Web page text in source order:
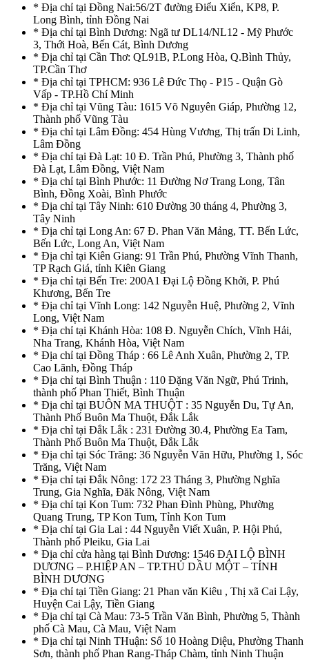
* Địa chỉ tại Đồng Nai:56/2T đường Điểu Xiển, KP8, P.
Long Bình, tỉnh Đồng Nai
* Địa chỉ tại Bình Dương: Ngã tư DL14/NL12 - Mỹ Phước
3, Thới Hoà, Bến Cát, Bình Dương
* Địa chỉ tại Cần Thơ: QL91B, P.Long Hòa, Q.Bình Thủy,
TP.Cần Thơ
* Địa chỉ tại TPHCM: 936 Lê Đức Thọ - P15 - Quận Gò
Vấp - TP.Hồ Chí Minh
* Địa chỉ tại Vũng Tàu: 1615 Võ Nguyên Giáp, Phường 12,
Thành phố Vũng Tàu
* Địa chỉ tại Lâm Đồng: 454 Hùng Vương, Thị trấn Di Linh,
Lâm Đồng
* Địa chỉ tại Đà Lạt: 10 Đ. Trần Phú, Phường 3, Thành phố
Đà Lạt, Lâm Đồng, Việt Nam
* Địa chỉ tại Bình Phước: 11 Đường Nơ Trang Long, Tân
Bình, Đồng Xoài, Bình Phước
* Địa chỉ tại Tây Ninh: 610 Đường 30 tháng 4, Phường 3,
Tây Ninh
* Địa chỉ tại Long An: 67 Đ. Phan Văn Mảng, TT. Bến Lức,
Bến Lức, Long An, Việt Nam
* Địa chỉ tại Kiên Giang: 91 Trần Phú, Phường Vĩnh Thanh,
TP Rạch Giá, tỉnh Kiên Giang
* Địa chỉ tại Bến Tre: 200A1 Đại Lộ Đồng Khởi, P. Phú
Khương, Bến Tre
* Địa chỉ tại Vĩnh Long: 142 Nguyễn Huệ, Phường 2, Vĩnh
Long, Việt Nam
* Địa chỉ tại Khánh Hòa: 108 Đ. Nguyễn Chích, Vĩnh Hải,
Nha Trang, Khánh Hòa, Việt Nam
* Địa chỉ tại Đồng Tháp : 66 Lê Anh Xuân, Phường 2, TP.
Cao Lãnh, Đồng Tháp
* Địa chỉ tại Bình Thuận : 110 Đặng Văn Ngữ, Phú Trinh,
thành phố Phan Thiết, Bình Thuận
* Địa chỉ tại BUÔN MA THUỘT : 35 Nguyễn Du, Tự An,
Thành Phố Buôn Ma Thuột, Đắk Lắk
* Địa chỉ tại Đắk Lắk : 231 Đường 30.4, Phường Ea Tam,
Thành Phố Buôn Ma Thuột, Đắk Lắk
* Địa chỉ tại Sóc Trăng: 36 Nguyễn Văn Hữu, Phường 1, Sóc
Trăng, Việt Nam
* Địa chỉ tại Đắk Nông: 172 23 Tháng 3, Phường Nghĩa
Trung, Gia Nghĩa, Đăk Nông, Việt Nam
* Địa chỉ tại Kon Tum: 732 Phan Đình Phùng, Phường
Quang Trung, TP Kon Tum, Tỉnh Kon Tum
* Địa chỉ tại Gia Lai : 44 Nguyễn Viết Xuân, P. Hội Phú,
Thành phố Pleiku, Gia Lai
* Địa chỉ cửa hàng tại Bình Dương: 1546 ĐẠI LỘ BÌNH
DƯƠNG – P.HIỆP AN – TP.THỦ DẦU MỘT – TỈNH
BÌNH DƯƠNG
* Địa chỉ tại Tiền Giang: 21 Phan văn Kiêu , Thị xã Cai Lậy,
Huyện Cai Lậy, Tiền Giang
* Địa chỉ tại Cà Mau: 73-5 Trần Văn Bình, Phường 5, Thành
phố Cà Mau, Cà Mau, Việt Nam
* Địa chỉ tại Ninh THuận: Số 10 Hoàng Diệu, Phường Thanh
Sơn, thành phố Phan Rang-Tháp Chàm, tỉnh Ninh Thuận